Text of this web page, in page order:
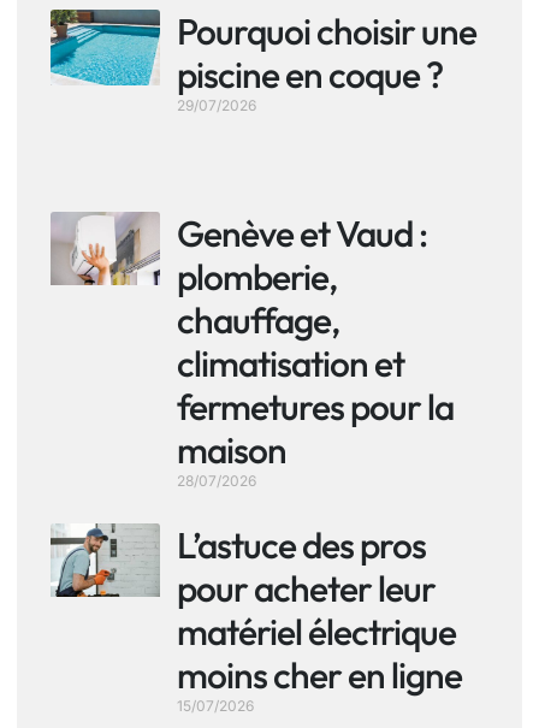
Pourquoi choisir une
piscine en coque ?
29/07/2026
Genève et Vaud :
plomberie,
chauffage,
climatisation et
fermetures pour la
maison
28/07/2026
L’astuce des pros
pour acheter leur
matériel électrique
moins cher en ligne
15/07/2026